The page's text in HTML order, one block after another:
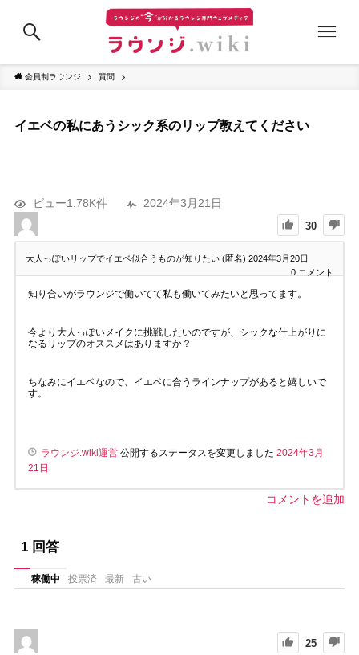
会員制ラウンジ 質問
イエベの私にあうシック系のリップ教えてください
ビュー1.78K件 2024年3月21日
30
大人っぽいリップでイエベ似合うものが知りたい (匿名) 2024年3月20日
0 コメント
知り合いがラウンジで働いてて私も働いてみたいと思ってます。
今より大人っぽいメイクに挑戦したいのですが、シックな仕上がりに
なるリップのオススメはありますか？
ちなみにイエベなので、イエベに合うラインナップがあると嬉しいで
す。
ラウンジ.wiki運営公開するステータスを変更しました 2024年3月
21日
コメントを追加
1 回答
稼働中 投票済 最新 古い
25